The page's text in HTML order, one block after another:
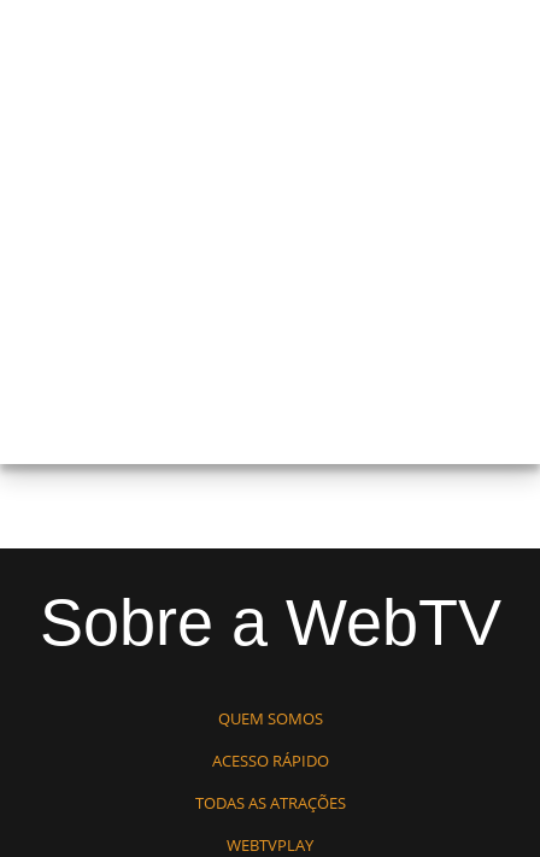
Sobre a WebTV
QUEM SOMOS
ACESSO RÁPIDO
TODAS AS ATRAÇÕES
WEBTVPLAY